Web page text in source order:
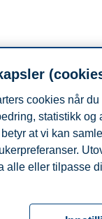
cookies når
statistikk
at vi kan
alle eller tilpasse